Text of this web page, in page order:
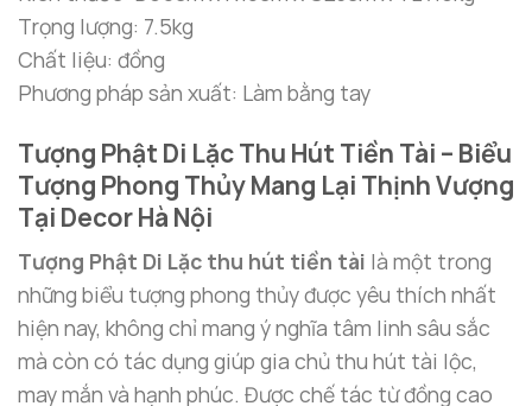
Trọng lượng: 7.5kg
Chất liệu: đồng
Phương pháp sản xuất: Làm bằng tay
Tượng Phật Di Lặc Thu Hút Tiền Tài – Biểu
Tượng Phong Thủy Mang Lại Thịnh Vượng
Tại Decor Hà Nội
Tượng Phật Di Lặc thu hút tiền tài là một trong
những biểu tượng phong thủy được yêu thích nhất
hiện nay, không chỉ mang ý nghĩa tâm linh sâu sắc
mà còn có tác dụng giúp gia chủ thu hút tài lộc,
may mắn và hạnh phúc. Được chế tác từ đồng cao